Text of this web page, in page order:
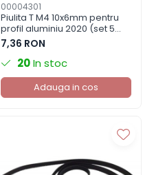
00004301
Piulita T M4 10x6mm pentru
profil aluminiu 2020 (set 5
buc.)
7,36 RON
20In stoc
Adauga in cos